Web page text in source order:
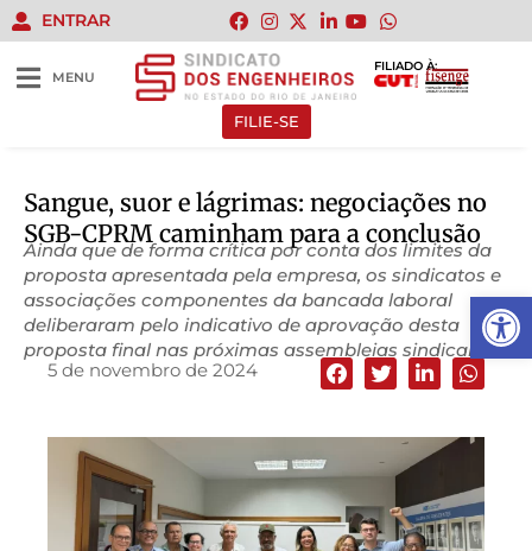
Abrir
ENTRAR
MENU
FILIADO À:
FILIE-SE
Sangue, suor e lágrimas: negociações no
SGB-CPRM caminham para a conclusão
Ainda que de forma crítica por conta dos limites da
proposta apresentada pela empresa, os sindicatos e
associações componentes da bancada laboral
deliberaram pelo indicativo de aprovação desta
proposta final nas próximas assembleias sindicais
5 de novembro de 2024